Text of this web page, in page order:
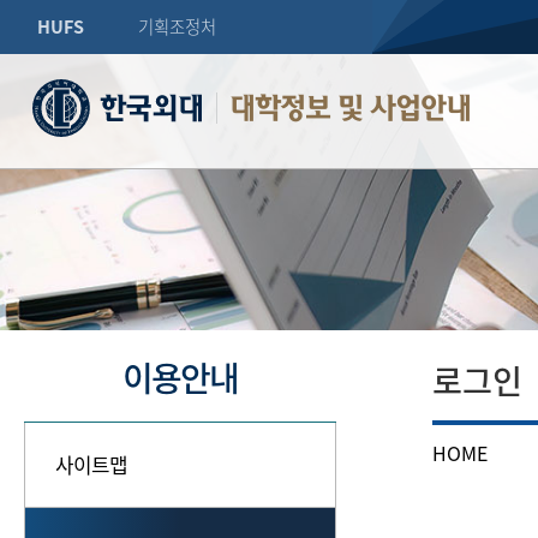
HUFS 기획조정처
대학정보 및 사업안내
이용안내
사이트맵 HOME
로그인